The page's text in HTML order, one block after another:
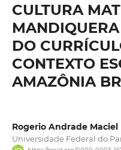
CULTURA
DO
CONTEXTO
AMAZÔNIA
Rogerio Andrade Maciel
Universidade Federal do